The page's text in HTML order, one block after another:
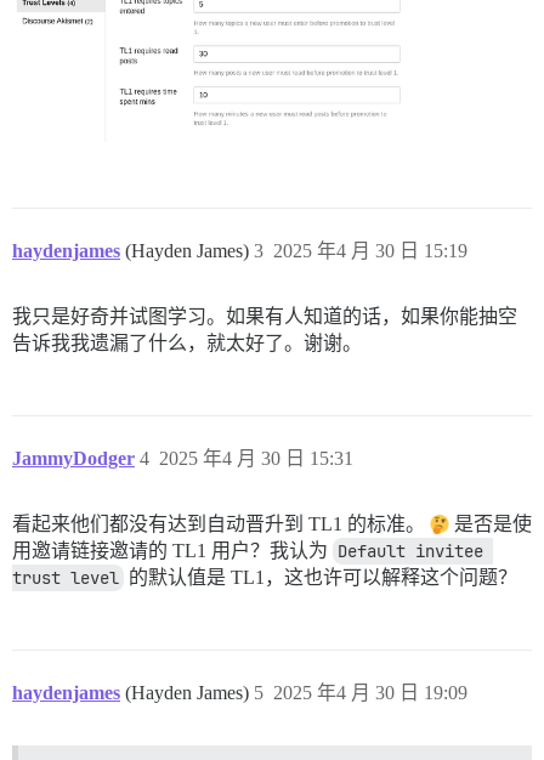
haydenjames (Hayden James) 2025 年4 月 30 日 15:19
3
我只是好奇并试图学习。如果有人知道的话，如果你能抽空
告诉我我遗漏了什么，就太好了。谢谢。
JammyDodger 2025 年4 月 30 日 15:31
4
看起来他们都没有达到自动晋升到 TL1 的标准。
是否是使
用邀请链接邀请的 TL1 用户？我认为 Default invitee
trust level 的默认值是 TL1，这也许可以解释这个问题？
haydenjames (Hayden James) 2025 年4 月 30 日 19:09
5